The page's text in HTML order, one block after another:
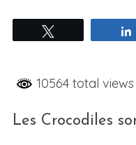
10564 total views
Les Crocodiles